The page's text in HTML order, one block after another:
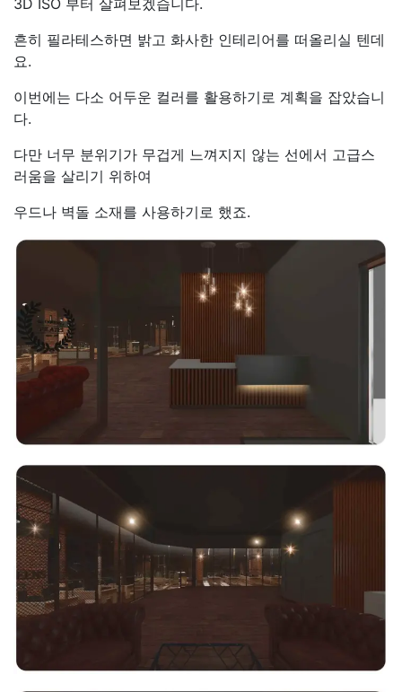
흔히 필라테스하면 밝고 화사한 인테리어를 떠올리실 텐데
요.
이번에는 다소 어두운 컬러를 활용하기로 계획을 잡았습니
다.
다만 너무 분위기가 무겁게 느껴지지 않는 선에서 고급스
러움을 살리기 위하여
우드나 벽돌 소재를 사용하기로 했죠.